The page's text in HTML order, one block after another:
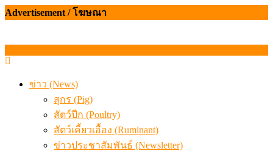
Advertisement / โฆษณา
ข่าว (News)
สุกร (Pig)
สัตว์ปีก (Poultry)
สัตว์เคี้ยวเอื้อง (Ruminant)
ข่าวประชาสัมพันธ์ (Newsletter)